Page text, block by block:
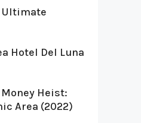
Ultimate
Hotel Del Luna
Heist:
Area (2022)